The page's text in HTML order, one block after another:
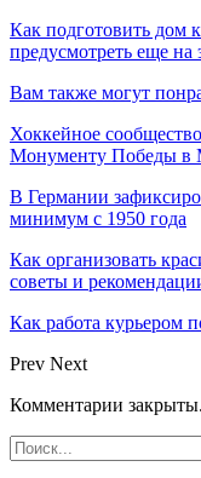
Как подготовить дом
предусмотреть еще на
Вам также могут
Хоккейное
Монументу Победы в
В Германии
минимум с 1950 года
Как организовать
советы и
Как работа курьером
Prev Next
Комментарии закрыты.